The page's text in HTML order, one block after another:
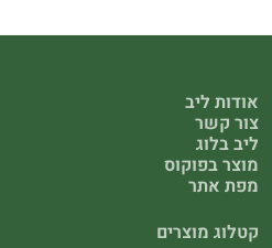
אודות ליב
צור קשר
ליב בלוג
מוצר בפוקוס
מפת אתר
קטלוג מוצרים